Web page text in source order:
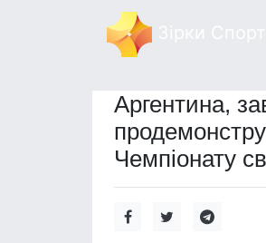
Аргентина,
Чемпіонату